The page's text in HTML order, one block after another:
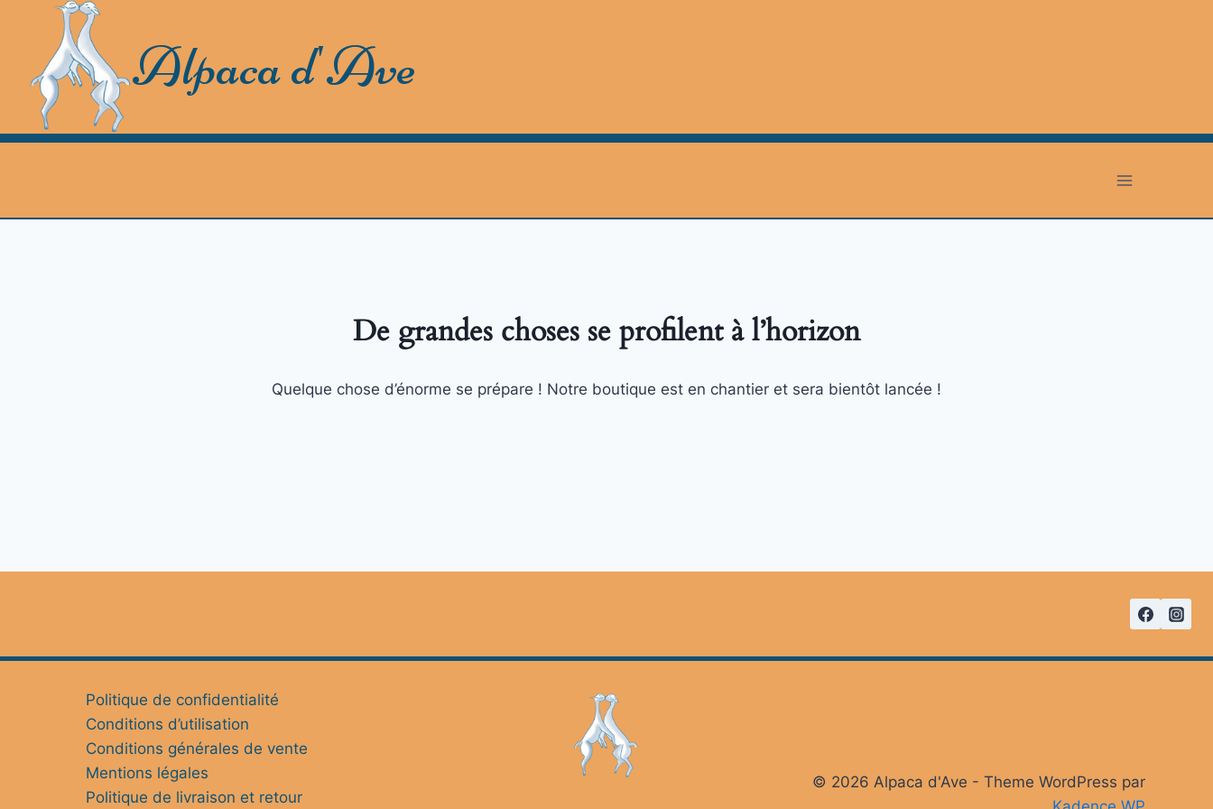
content
Alpaca d'Ave
De grandes choses se profilent à l’horizon
Quelque chose d’énorme se prépare ! Notre boutique est en chantier et sera bientôt lancée !
Politique de confidentialité
Conditions d’utilisation
Conditions générales de vente
Mentions légales
Politique de livraison et retour
© 2026 Alpaca d'Ave - Theme WordPress par